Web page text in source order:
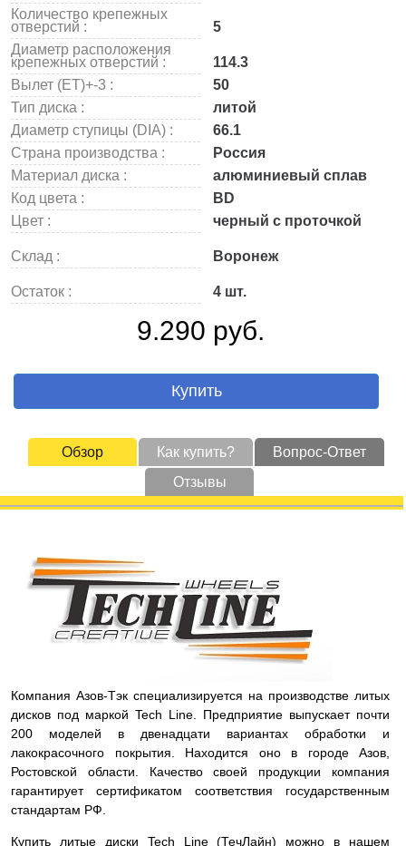
Количество крепежных
отверстий :
5
Диаметр расположения
крепежных отверстий :
114.3
Вылет (ET)+-3 :
50
Тип диска :
литой
Диаметр ступицы (DIA) :
66.1
Страна производства :
Россия
Материал диска :
алюминиевый сплав
Код цвета :
BD
Цвет :
черный с проточкой
Склад : Воронеж
Остаток : 4 шт.
9.290 руб.
Купить
Обзор Как купить?
Вопрос-Ответ
Отзывы
Компания Азов-Тэк специализируется на производстве литых
дисков под маркой Tech Line. Предприятие выпускает почти
200 моделей в двенадцати вариантах обработки и
лакокрасочного покрытия. Находится оно в городе Азов,
Ростовской области. Качество своей продукции компания
гарантирует сертификатом соответствия государственным
стандартам РФ.
Купить литые диски Tech Line (ТечЛайн) можно в нашем